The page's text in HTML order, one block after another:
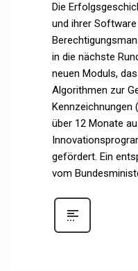
Die
und ihrer
in die nächste
neuen Moduls,
Algorithmen zur
Kennzeichnungen
über 12 Monate
gefördert. Ein
vom